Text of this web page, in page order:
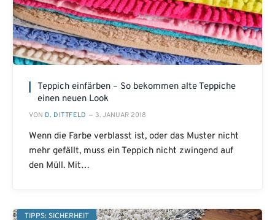
Teppich einfärben – So bekommen alte Teppiche
einen neuen Look
VON D. DITTFELD 3. JANUAR 2018
Wenn die Farbe verblasst ist, oder das Muster nicht
mehr gefällt, muss ein Teppich nicht zwingend auf
den Müll. Mit…
TIPPS: SICHERHEIT